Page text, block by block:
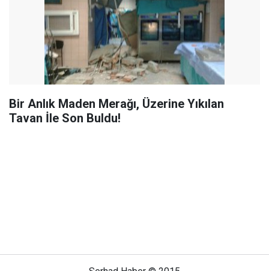
Bir Anlık Maden Merağı, Üzerine Yıkılan
Tavan İle Son Buldu!